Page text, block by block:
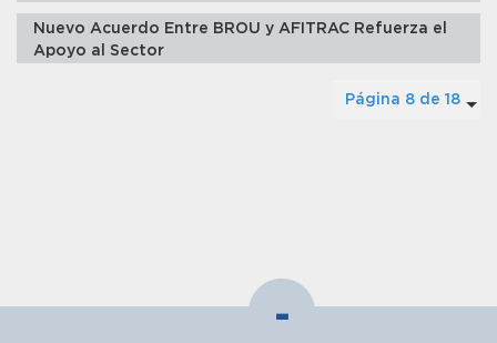
Nuevo Acuerdo Entre BROU y AFITRAC Refuerza el
Apoyo al Sector
Página 8 de 18
-